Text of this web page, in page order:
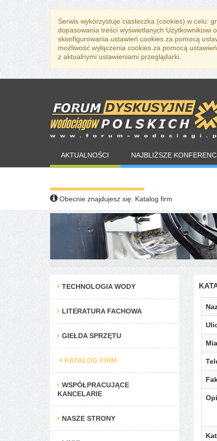
Serwis wykorzystuje ciasteczka (cookies) w celu:
dopasowania treści wyświetlanych Użytkownikowi
skonfigurowania ustawień cookies za pomocą
możliwość wyłączenia cookies za pomocą
z aktualnymi ustawieniami przeglądarki.
AKTUALNOŚCI NAJBLIŻSZE
Obecnie znajdujesz się: Katalog firm
TECHNOLOGIA WODY
LITERATURA FACHOWA
GIEŁDA SPRZĘTU
KATALOG FIRM
WSPÓŁPRACUJĄCE
KANCELARIE
NASZE STRONY